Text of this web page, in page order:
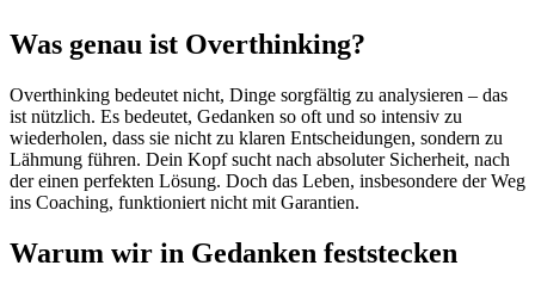
Was genau ist Overthinking?
Overthinking bedeutet nicht, Dinge sorgfältig zu analysieren – das
ist nützlich. Es bedeutet, Gedanken so oft und so intensiv zu
wiederholen, dass sie nicht zu klaren Entscheidungen, sondern zu
Lähmung führen. Dein Kopf sucht nach absoluter Sicherheit, nach
der einen perfekten Lösung. Doch das Leben, insbesondere der Weg
ins Coaching, funktioniert nicht mit Garantien.
Warum wir in Gedanken feststecken